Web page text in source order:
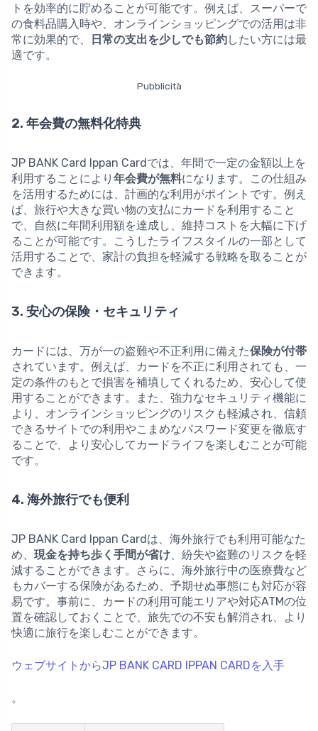
トを効率的に貯めることが可能です。例えば、スーパーで
の食料品購入時や、オンラインショッピングでの活用は非
常に効果的で、
日常の支出を少しでも節約したい方には最
適です。
Pubblicità
2. 年会費の無料化特典
JP BANK Card Ippan Cardでは、年間で一定の金額以上を
利用することにより 年会費が無料になります。この仕組み
を活用するためには、計画的な利用がポイントです。例え
ば、旅行や大きな買い物の支払にカードを利用すること
で、自然に年間利用額を達成し、維持コストを大幅に下げ
ることが可能です。こうしたライフスタイルの一部として
活用することで、家計の負担を軽減する戦略を取ることが
できます。
3. 安心の保険・セキュリティ
カードには、万が一の盗難や不正利用に備えた保険が付帯
されています。例えば、カードを不正に利用されても、一
定の条件のもとで損害を補填してくれるため、安心して使
用することができます。また、強力なセキュリティ機能に
より、オンラインショッピングのリスクも軽減され、信頼
できるサイトでの利用やこまめなパスワード変更を徹底す
ることで、より安心してカードライフを楽しむことが可能
です。
4. 海外旅行でも便利
JP BANK Card Ippan Cardは、海外旅行でも利用可能なた
め、 現金を持ち歩く手間が省け、紛失や盗難のリスクを軽
減することができます。さらに、海外旅行中の医療費など
もカバーする保険があるため、予期せぬ事態にも対応が容
易です。事前に、カードの利用可能エリアや対応ATMの位
置を確認しておくことで、旅先での不安も解消され、より
快適に旅行を楽しむことができます。
ウェブサイトからJP BANK CARD IPPAN CARDを入手
。